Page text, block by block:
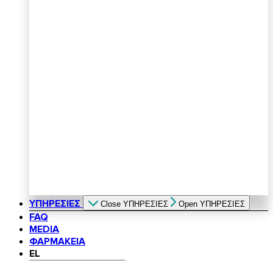
ΥΠΗΡΕΣΙΕΣ Close ΥΠΗΡΕΣΙΕΣ Open ΥΠΗΡΕΣΙΕΣ
FAQ
MEDIA
ΦΑΡΜΑΚΕΙΑ
EL